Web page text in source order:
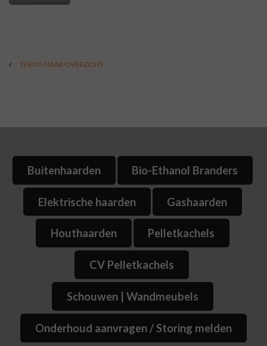
TERUG NAAR OVERZICHT
Buitenhaarden Bio-Ethanol Branders
Elektrische haarden Gashaarden
Houthaarden Pelletkachels
CV Pelletkachels
Schouwen | Wandmeubels
Onderhoud aanvragen / Storing melden